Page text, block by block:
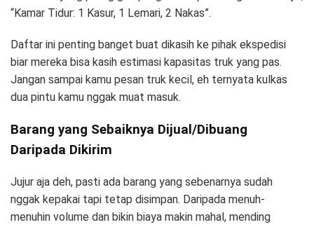
“Kamar Tidur: 1 Kasur, 1 Lemari, 2 Nakas”.
Daftar ini penting banget buat dikasih ke pihak ekspedisi
biar mereka bisa kasih estimasi kapasitas truk yang pas.
Jangan sampai kamu pesan truk kecil, eh ternyata kulkas
dua pintu kamu nggak muat masuk.
Barang yang Sebaiknya Dijual/Dibuang
Daripada Dikirim
Jujur aja deh, pasti ada barang yang sebenarnya sudah
nggak kepakai tapi tetap disimpan. Daripada menuh-
menuhin volume dan bikin biaya makin mahal, mending